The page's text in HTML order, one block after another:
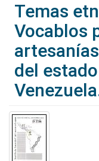
Temas
Vocablos
del